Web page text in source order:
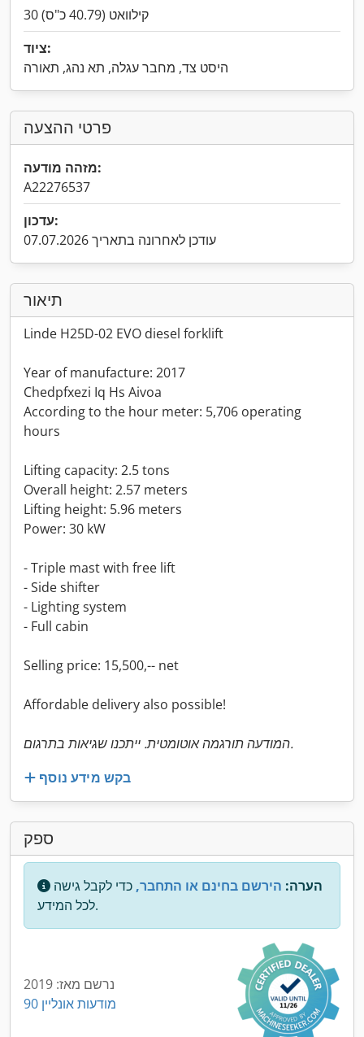
30 קילוואט (40.79 כ"ס)
ציוד:
היסט צד, מחבר עגלה, תא נהג, תאורה
פרטי ההצעה
מזהה מודעה:
A22276537
עדכון:
עודכן לאחרונה בתאריך 07.07.2026
תיאור
Linde H25D-02 EVO diesel forklift
Year of manufacture: 2017
Chedpfxezi Iq Hs Aivoa
According to the hour meter: 5,706 operating
hours
Lifting capacity: 2.5 tons
Overall height: 2.57 meters
Lifting height: 5.96 meters
Power: 30 kW
- Triple mast with free lift
- Side shifter
- Lighting system
- Full cabin
Selling price: 15,500,-- net
Affordable delivery also possible!
המודעה תורגמה אוטומטית. ייתכנו שגיאות בתרגום.
בקש מידע נוסף
ספק
הערה: הירשם בחינם או התחבר, כדי לקבל גישה
לכל המידע.
נרשם מאז: 2019
90 מודעות אונליין